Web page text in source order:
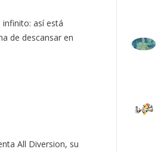
infinito: así está
de descansar en
All Diversion, su